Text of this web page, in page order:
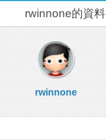
rwinnone的資料
rwinnone